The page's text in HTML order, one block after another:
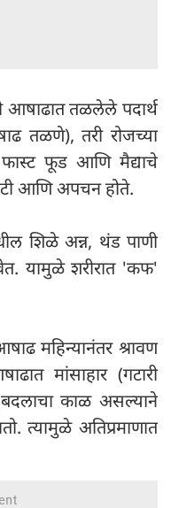
तळलेले पदार्थ
तळणे), तरी रोजच्या
फूड आणि मैद्याचे
आणि अपचन होते.
शिळे अन्न, थंड पाणी
यामुळे शरीरात 'कफ'
महिन्यानंतर श्रावण
मांसाहार (गटारी
काळ असल्याने
त्यामुळे अतिप्रमाणात